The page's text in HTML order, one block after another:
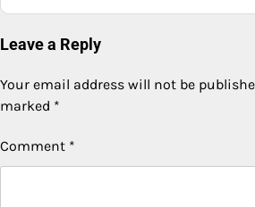
Leave a Reply
Your email address will not be
marked *
Comment *